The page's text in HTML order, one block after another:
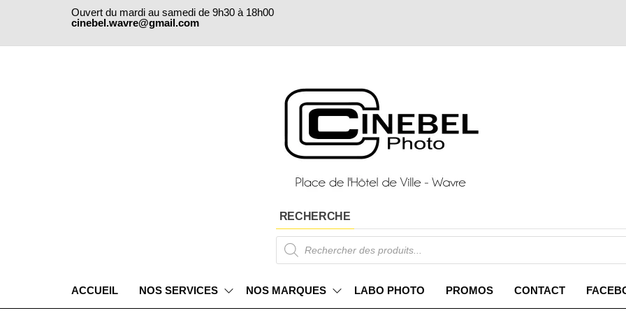
Ouvert du mardi au samedi de 9h30 à 18h00
cinebel.wavre@gmail.com
RECHERCHE
Products
search
ACCUEIL NOS SERVICES NOS MARQUES LABO PHOTO PROMOS CONTACT